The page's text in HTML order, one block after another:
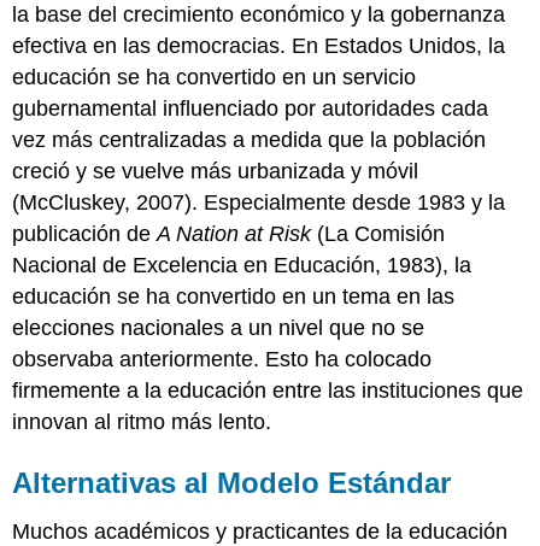
la base del crecimiento económico y la gobernanza
efectiva en las democracias. En Estados Unidos, la
educación se ha convertido en un servicio
gubernamental influenciado por autoridades cada
vez más centralizadas a medida que la población
creció y se vuelve más urbanizada y móvil
(McCluskey, 2007). Especialmente desde 1983 y la
publicación deA Nation at Risk(La Comisión
Nacional de Excelencia en Educación, 1983), la
educación se ha convertido en un tema en las
elecciones nacionales a un nivel que no se
observaba anteriormente. Esto ha colocado
firmemente a la educación entre las instituciones que
innovan al ritmo más lento.
Alternativas al Modelo Estándar
Muchos académicos y practicantes de la educación